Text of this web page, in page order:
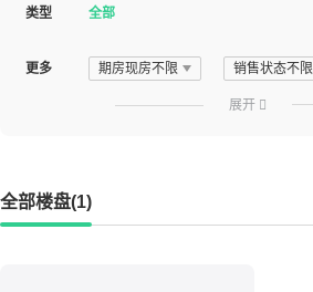
类型 全部
更多 期房现房不限 销售状态不限
展开 
全部楼盘(1)